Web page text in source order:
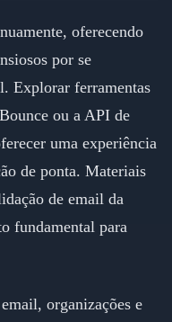
oferecendo
por se
Explorar ferramentas
ou a API de
uma experiência
de ponta. Materiais
de email da
fundamental para
organizações e